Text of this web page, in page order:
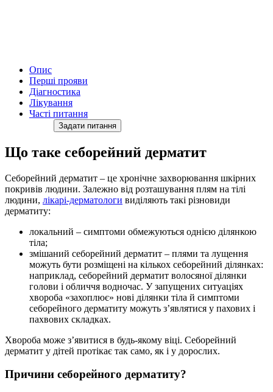
Опис
Перші прояви
Діагностика
Лікування
Часті питання
Задати питання
Що таке себорейний дерматит
Себорейний дерматит – це хронічне захворювання шкірних
покривів людини. Залежно від розташування плям на тілі
людини, лікарі-дерматологи виділяють такі різновиди
дерматиту:
локальний – симптоми обмежуються однією ділянкою
тіла;
змішаний себорейний дерматит – плями та лущення
можуть бути розміщені на кількох себорейний ділянках:
наприклад, себорейний дерматит волосяної ділянки
голови і обличчя водночас. У запущених ситуаціях
хвороба «захоплює» нові ділянки тіла й симптоми
себорейного дерматиту можуть з’являтися у пахових і
пахвових складках.
Хвороба може з’явитися в будь-якому віці. Себорейний
дерматит у дітей протікає так само, як і у дорослих.
Причини себорейного дерматиту?